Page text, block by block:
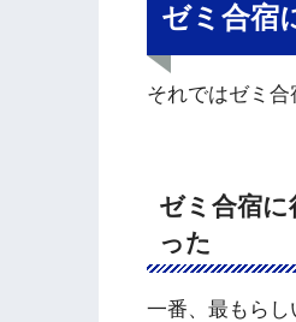
ゼミ合宿
それではゼミ合
ゼミ合宿
った
一番、最もら